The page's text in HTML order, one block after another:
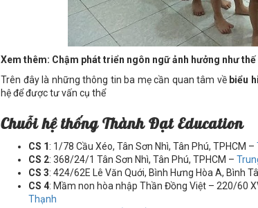
Xem thêm: Chậm phát triển ngôn ngữ ảnh hưởng như thế
Trên đây là những thông tin ba mẹ cần quan tâm về biểu
hệ để được tư vấn cụ thể
Chuỗi hệ thống Thành Đạt Education
CS 1 : 1/78 Cầu Xéo, Tân Sơn Nhì, Tân Phú, TPHCM –
CS 2: 368/24/1 Tân Sơn Nhì, Tân Phú, TPHCM –
CS 3: 424/62E Lê Văn Quới, Bình Hưng Hòa A, Bình
CS 4: Mầm non hòa nhập Thần Đồng Việt – 220/60
Thạnh